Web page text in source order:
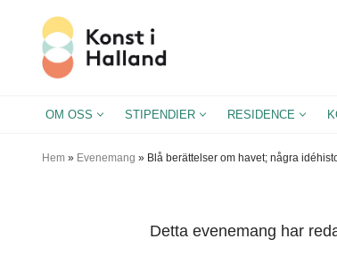
Hoppa
OM OSS STIPENDIER RESIDENCE
Hem » Evenemang » Blå berättelser om havet; några
Detta evenemang har